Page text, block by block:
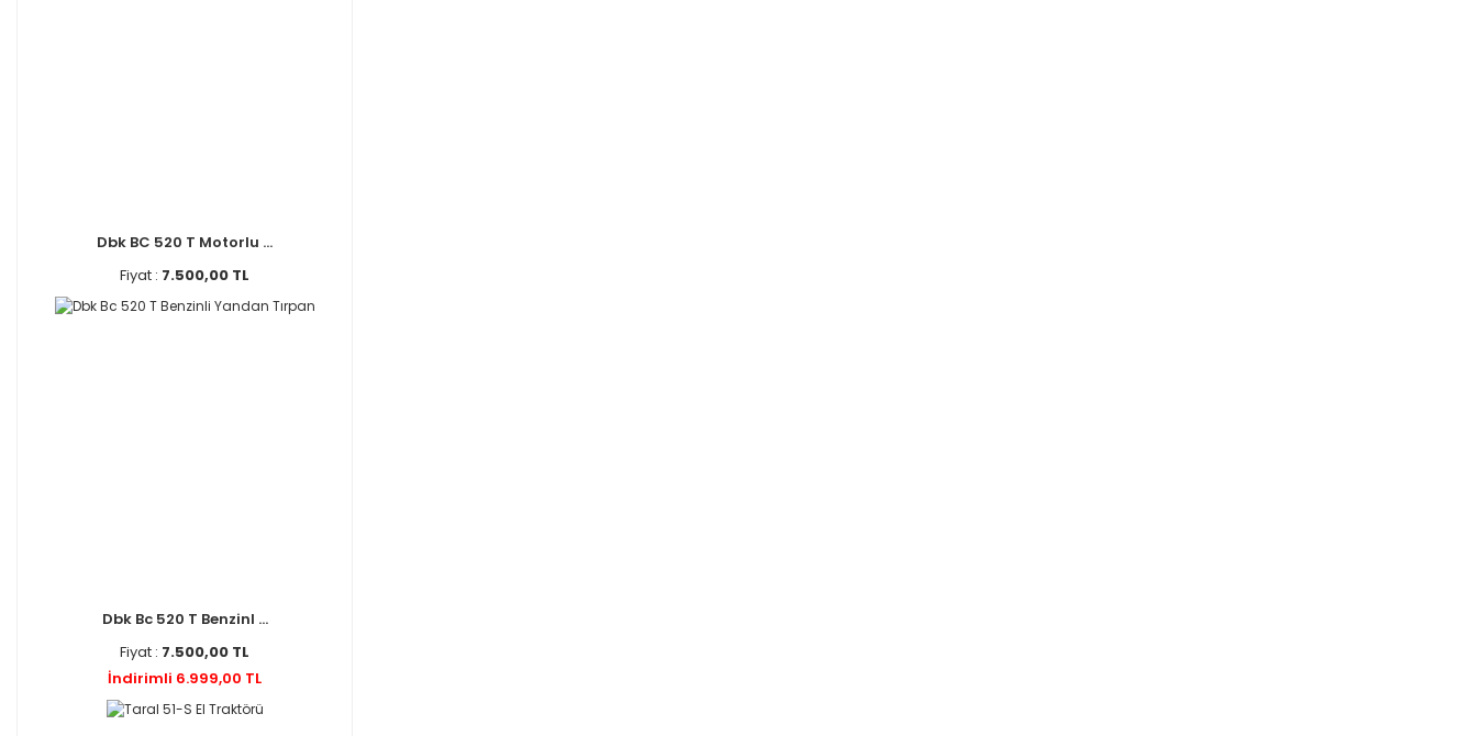
Dbk BC 520 T Motorlu ...
Fiyat : 7.500,00 TL
Dbk Bc 520 T Benzinl ...
Fiyat : 7.500,00 TL
İndirimli 6.999,00 TL